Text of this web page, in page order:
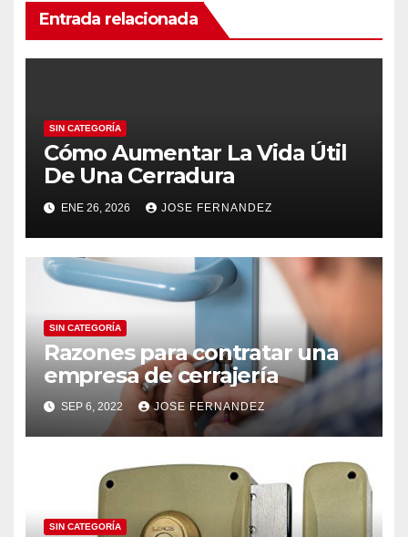
Entrada relacionada
SIN CATEGORÍA
Cómo Aumentar La Vida Útil
De Una Cerradura
ENE 26, 2026 JOSE FERNANDEZ
SIN CATEGORÍA
Razones para contratar una
empresa de cerrajería
SEP 6, 2022 JOSE FERNANDEZ
SIN CATEGORÍA